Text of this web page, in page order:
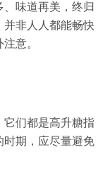
味道再美，终归
并非人人都能畅快
意。
们都是高升糖指
时期，应尽量避免